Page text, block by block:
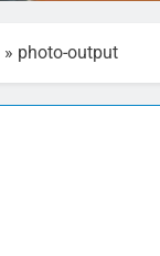
» photo-output